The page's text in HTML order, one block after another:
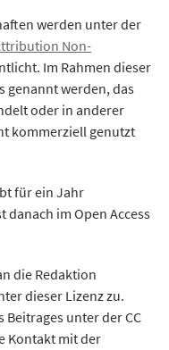
werden unter der
Non-
Im Rahmen dieser
genannt werden, das
oder in anderer
kommerziell genutzt
für ein Jahr
im Open Access
die Redaktion
dieser Lizenz zu.
Beitrages unter der CC
Kontakt mit der